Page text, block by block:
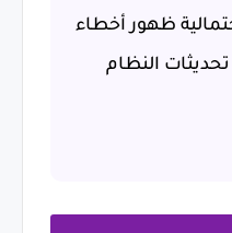
ظهور أخطاء
النظام